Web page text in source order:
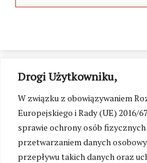
Drogi Użytkowniku,
W związku z obowiązywaniem
Europejskiego i Rady (UE) 2016/
sprawie ochrony osób
przetwarzaniem danych
przepływu takich danych oraz